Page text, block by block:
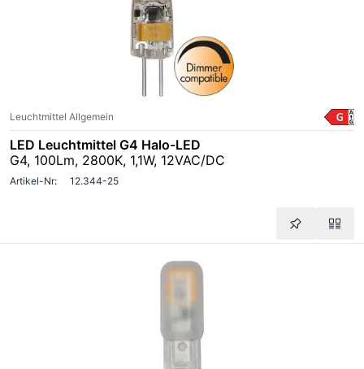
Leuchtmittel Allgemein
LED Leuchtmittel G4 Halo-LED
G4, 100Lm, 2800K, 1,1W, 12VAC/DC
Artikel-Nr: 12.344-25